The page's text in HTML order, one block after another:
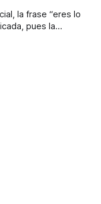
la frase “eres lo
pues la
que se alimenta no